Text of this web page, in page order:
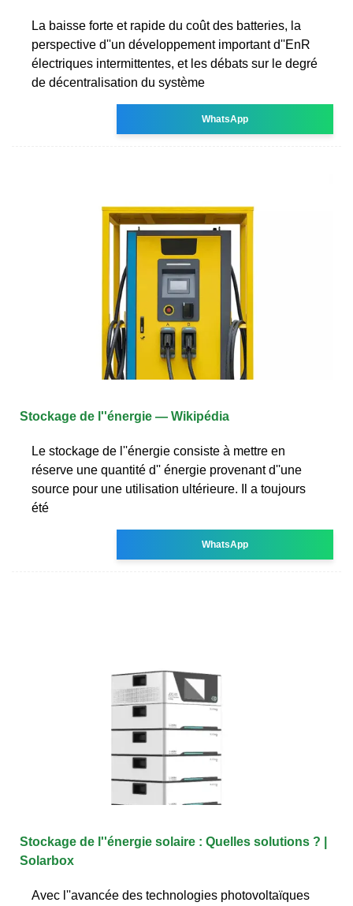
La baisse forte et rapide du coût des batteries, la
perspective d''un développement important d''EnR
électriques intermittentes, et les débats sur le degré
de décentralisation du système
WhatsApp
Stockage de l''énergie — Wikipédia
Le stockage de l''énergie consiste à mettre en
réserve une quantité d'' énergie provenant d''une
source pour une utilisation ultérieure. Il a toujours
été
WhatsApp
Stockage de l''énergie solaire : Quelles solutions ? |
Solarbox
Avec l''avancée des technologies photovoltaïques